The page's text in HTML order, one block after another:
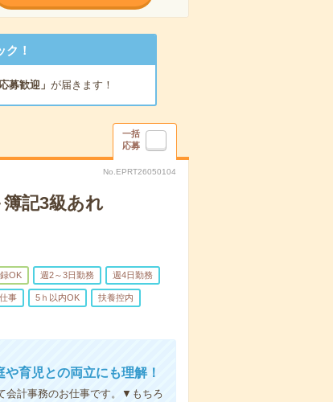
！
募歓迎」 が届きます！
一括
応募
No.EPRT26050104
記3級あれ
OK 週2～3日勤務 週4日勤務
事 5ｈ以内OK 扶養控内
育児との両立にも理解！
会計事務のお仕事です。▼もちろ